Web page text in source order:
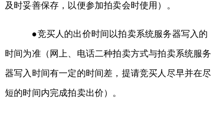
及时妥善保存，以便参加拍卖会时使用）。
●竞买人的出价时间以拍卖系统服务器写入的
时间为准（网上、电话二种拍卖方式与拍卖系统服务
器写入时间有一定的时间差，提请竞买人尽早并在尽
短的时间内完成拍卖出价）。